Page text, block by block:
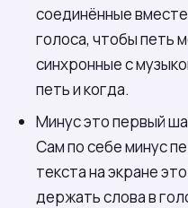
соединённые
голоса, чтобы петь
синхронные с
петь и когда.
Минус это первый
Сам по себе минус
текста на экране
держать слова в